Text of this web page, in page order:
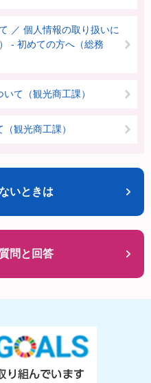
／ 個人情報の取り扱いに
- 初めての方へ（総務
て（観光商工課）
観光商工課）
いときは
問と回答